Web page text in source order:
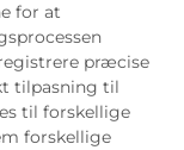
for at
præcise
tilpasning til
til forskellige
forskellige